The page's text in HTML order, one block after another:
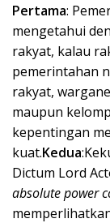
Pertama:
mengetahui
rakyat, kalau
pemerintahan
rakyat,
maupun
kepentingan
kuat.Kedua
Dictum Lord
absolute power